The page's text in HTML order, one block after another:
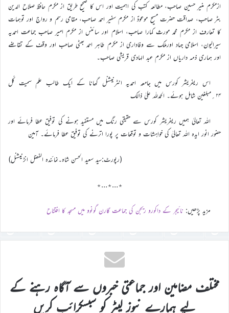
ازمکرم منیر حسین صاحب، مطالعہ کتب کی اہمیت اور اس کا صحیح طریق از مکرم حافظ صلاح الدین
بٹر صاحب، صداقت حضرت مسیح موعودؑ از مکرم سفیر احمد صاحب، مقامی رسم و رواج اور توہمات
کا تعارف از مکرم محمد مورث کمارا صاحب، اسلام اور سائنس از مکرم امیر صاحب جماعت احمدیہ
سیرالیون، اسلامی جہاد اورملک سے وفاداری از مکرم طاہر احمد بھٹی صاحب اور وقف کے تقاضے
اور ہماری ذمہ داریاں از مکرم عبد الہادی قریشی صاحب۔
اس ریفریشر کورس میں جامعہ احمدیہ انٹرنیشنل گھانا کے ایک طالب علم سمیت کُل
۲۴؍مبلغین شامل ہوئے۔ الحمدللہ علیٰ ذالک
اللہ تعالیٰ ہمیں ریفریشر کورس سے حقیقی رنگ میں مستفید ہونے کی توفیق عطا فرمائے اور
حضور انور ایدہ اللہ تعالیٰ کی خواہشات و توقعات پر پورا اترنے کی توفیق عطا فرمائے۔ آمین
(رپورٹ:سید سعید الحسن شاہ۔نمائندہ الفضل انڑنیشنل)
٭…٭…٭
مزید پڑھیں: نائیجر کے داکورو ریجن کی جماعت گارن گونوو میں مسجد کا افتتاح
مختلف مضامین اور جماعتی خبروں سے آگاہ رہنے کے
لیے ہمارے نیوز لیٹر کو سبسکرائب کریں